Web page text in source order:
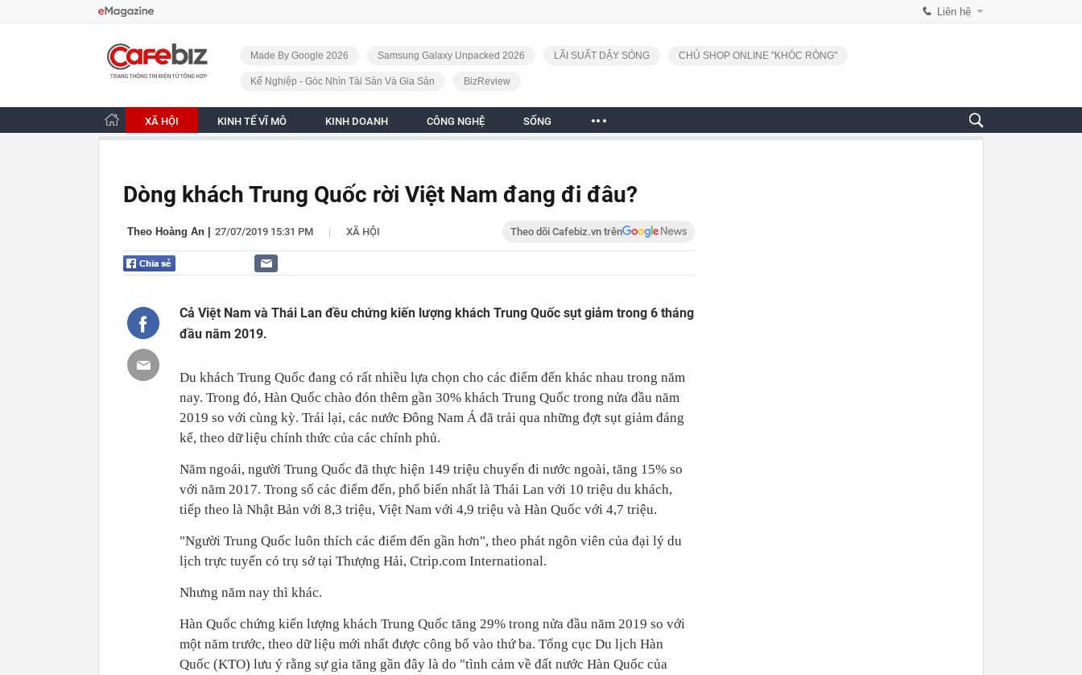
Liên hệ
CafeBiz - Trang chủ
Made By Google 2026 Samsung Galaxy Unpacked 2026 LÃI SUẤT DẬY SÓNG CHỦ SHOP ONLINE "KHÓC RÒNG"
Kế Nghiệp - Góc Nhìn Tài Sản Và Gia Sản BizReview
XÃ HỘI KINH TẾ VĨ MÔ KINH DOANH CÔNG NGHỆ SỐNG
Dòng khách Trung Quốc rời Việt Nam đang đi đâu?
Theo Hoàng An 27/07/2019 15:31 PM | XÃ HỘI Theo dõi Cafebiz.vn trên
Cả Việt Nam và Thái Lan đều chứng kiến lượng khách Trung Quốc sụt giảm trong 6 tháng
đầu năm 2019.
Du khách Trung Quốc đang có rất nhiều lựa chọn cho các điểm đến khác nhau trong năm
nay. Trong đó, Hàn Quốc chào đón thêm gần 30% khách Trung Quốc trong nửa đầu năm
2019 so với cùng kỳ. Trái lại, các nước Đông Nam Á đã trải qua những đợt sụt giảm đáng
kể, theo dữ liệu chính thức của các chính phủ.
Năm ngoái, người Trung Quốc đã thực hiện 149 triệu chuyến đi nước ngoài, tăng 15% so
với năm 2017. Trong số các điểm đến, phổ biến nhất là Thái Lan với 10 triệu du khách,
tiếp theo là Nhật Bản với 8,3 triệu, Việt Nam với 4,9 triệu và Hàn Quốc với 4,7 triệu.
"Người Trung Quốc luôn thích các điểm đến gần hơn", theo phát ngôn viên của đại lý du
lịch trực tuyến có trụ sở tại Thượng Hải, Ctrip.com International.
Nhưng năm nay thì khác.
Hàn Quốc chứng kiến ​​lượng khách Trung Quốc tăng 29% trong nửa đầu năm 2019 so với
một năm trước, theo dữ liệu mới nhất được công bố vào thứ ba. Tổng cục Du lịch Hàn
Quốc (KTO) lưu ý rằng sự gia tăng gần đây là do "tình cảm về đất nước Hàn Quốc của